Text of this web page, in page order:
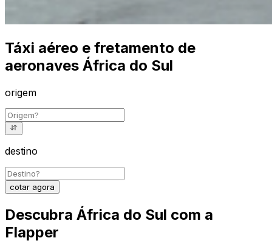
Táxi aéreo e fretamento de
aeronaves África do Sul
origem
destino
cotar agora
Descubra África do Sul com a
Flapper